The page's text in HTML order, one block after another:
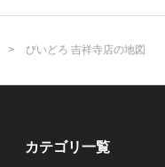
びいどろ 吉祥寺店の地図
カテゴリ一覧